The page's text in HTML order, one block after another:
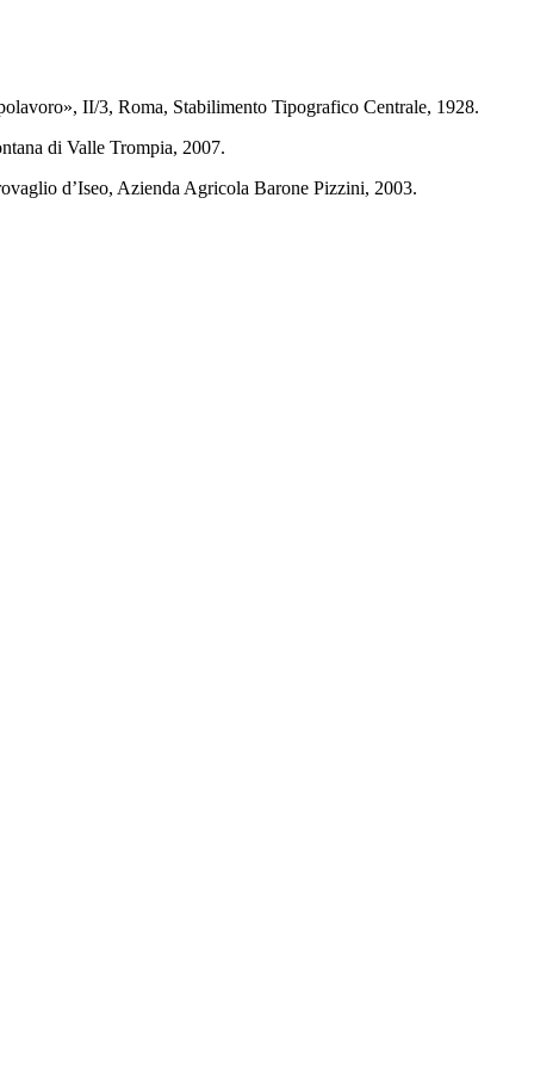
II/3, Roma, Stabilimento Tipografico Centrale, 1928.
di Valle Trompia, 2007.
d’Iseo, Azienda Agricola Barone Pizzini, 2003.